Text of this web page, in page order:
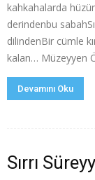
kahkahalarda
derindenbu
dilindenBir cümle
kalan… Müzeyyen
Devamını Oku
Sırrı